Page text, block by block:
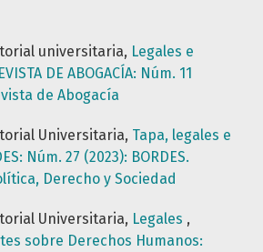
universitaria, Legales e
DE ABOGACÍA: Núm. 11
de Abogacía
Universitaria, Tapa, legales e
Núm. 27 (2023): BORDES.
Derecho y Sociedad
Universitaria, Legales ,
sobre Derechos Humanos: